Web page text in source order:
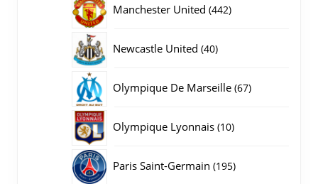
Manchester United 442442
Newcastle United 4040
Olympique De Marseille 6767
Olympique Lyonnais 1010
Paris Saint-Germain 195195